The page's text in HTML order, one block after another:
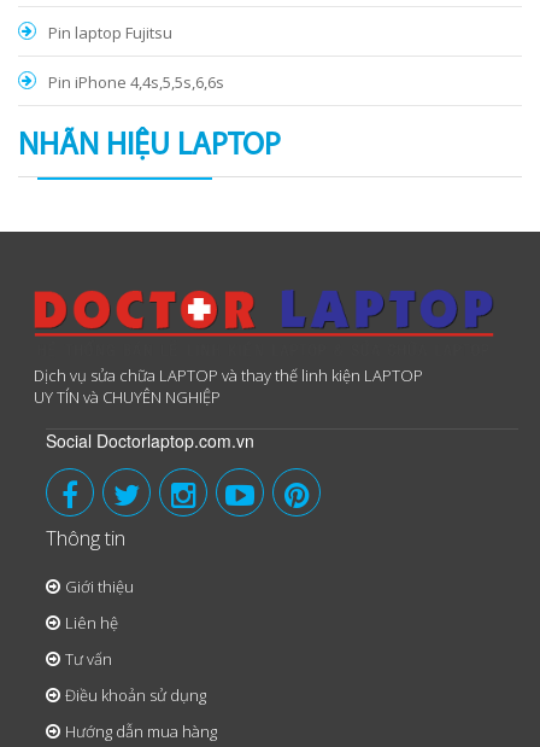
Pin laptop Fujitsu
Pin iPhone 4,4s,5,5s,6,6s
NHÃN HIỆU LAPTOP
Dịch vụ sửa chữa LAPTOP và thay thế linh kiện LAPTOP
UY TÍN và CHUYÊN NGHIỆP
Social Doctorlaptop.com.vn
Thông tin
Giới thiệu
Liên hệ
Tư vấn
Điều khoản sử dụng
Hướng dẫn mua hàng